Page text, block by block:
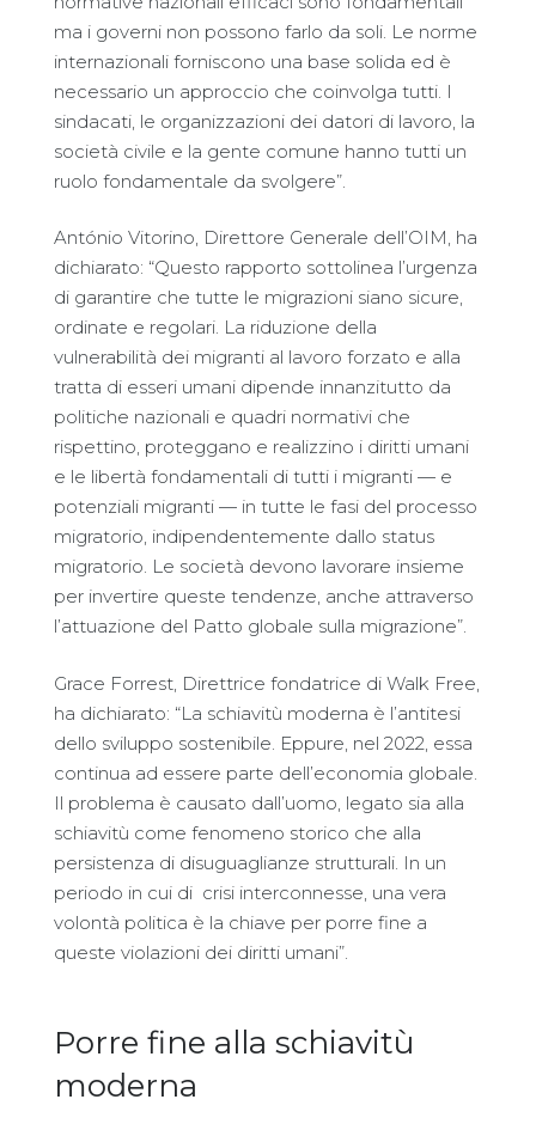
ma i governi non possono farlo da soli. Le norme
internazionali forniscono una base solida ed è
necessario un approccio che coinvolga tutti. I
sindacati, le organizzazioni dei datori di lavoro, la
società civile e la gente comune hanno tutti un
ruolo fondamentale da svolgere”.
António Vitorino, Direttore Generale dell’OIM, ha
dichiarato: “Questo rapporto sottolinea l’urgenza
di garantire che tutte le migrazioni siano sicure,
ordinate e regolari. La riduzione della
vulnerabilità dei migranti al lavoro forzato e alla
tratta di esseri umani dipende innanzitutto da
politiche nazionali e quadri normativi che
rispettino, proteggano e realizzino i diritti umani
e le libertà fondamentali di tutti i migranti — e
potenziali migranti — in tutte le fasi del processo
migratorio, indipendentemente dallo status
migratorio. Le società devono lavorare insieme
per invertire queste tendenze, anche attraverso
l’attuazione del Patto globale sulla migrazione”.
Grace Forrest, Direttrice fondatrice di Walk Free,
ha dichiarato: “La schiavitù moderna è l’antitesi
dello sviluppo sostenibile. Eppure, nel 2022, essa
continua ad essere parte dell’economia globale.
Il problema è causato dall’uomo, legato sia alla
schiavitù come fenomeno storico che alla
persistenza di disuguaglianze strutturali. In un
periodo in cui di crisi interconnesse, una vera
volontà politica è la chiave per porre fine a
queste violazioni dei diritti umani”.
Porre fine alla schiavitù
moderna